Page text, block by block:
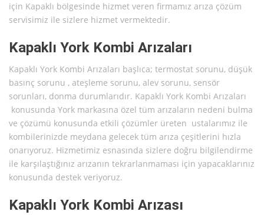
için Kapaklı bölgesinde hizmet veren firmamız arıza çözüm
servisimiz ile sizlere hizmet vermektedir.
Kapaklı York Kombi Arızaları
Kapaklı York Kombi Arızaları başlıca; termostat sorunu, düşük
basınç sorunu , ateşleme sorunu, alev sorunu, sensör
sorunları, donma durumlarıdır. Kapaklı York Kombi Arızaları
konusunda York markasına özel tüm arızaların nedeni bulma
ve çözümü konusunda etkili çözümler üreten ustalarımız ile
kombilerinizde meydana gelecek tüm arıza çeşitlerini hızla
onarıyoruz. Hizmetimiz esnasında sizlere doğru bilgilendirme
ile karşılaştığınız arızanın tekrarlanmaması için yapacaklarınız
konusunda destek veriyoruz.
Kapaklı York Kombi Arızası